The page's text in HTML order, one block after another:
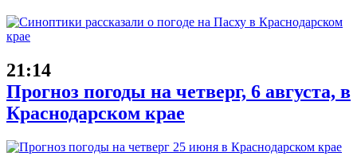
21:14
Прогноз погоды на четверг, 6 августа, в
Краснодарском крае